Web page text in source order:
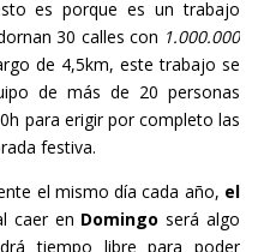
es porque es un trabajo
30 calles con 1.000.000
de 4,5km, este trabajo se
de más de 20 personas
para erigir por completo las
festiva.
el mismo día cada año, el
caer en Domingo será algo
tiempo libre para poder